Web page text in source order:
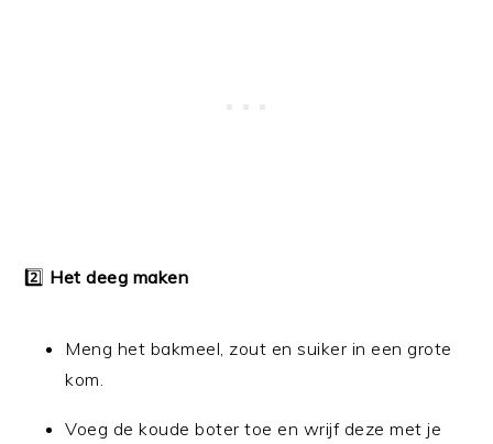
2️⃣ Het deeg maken
Meng het bakmeel, zout en suiker in een grote
kom.
Voeg de koude boter toe en wrijf deze met je